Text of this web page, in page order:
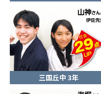
三国丘中 3年